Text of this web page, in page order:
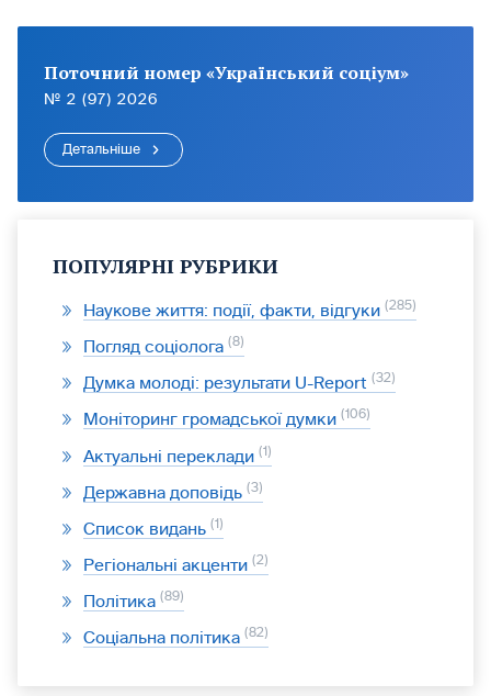
Поточний номер «Український соціум»
№ 2 (97) 2026
Детальніше
ПОПУЛЯРНІ РУБРИКИ
Наукове життя: події, факти, відгуки 285
Погляд соціолога 8
Думка молоді: результати U-Report 32
Моніторинг громадської думки 106
Актуальні переклади 1
Державна доповідь 3
Список видань 1
Регіональні акценти 2
Політика 89
Соціальна політика 82